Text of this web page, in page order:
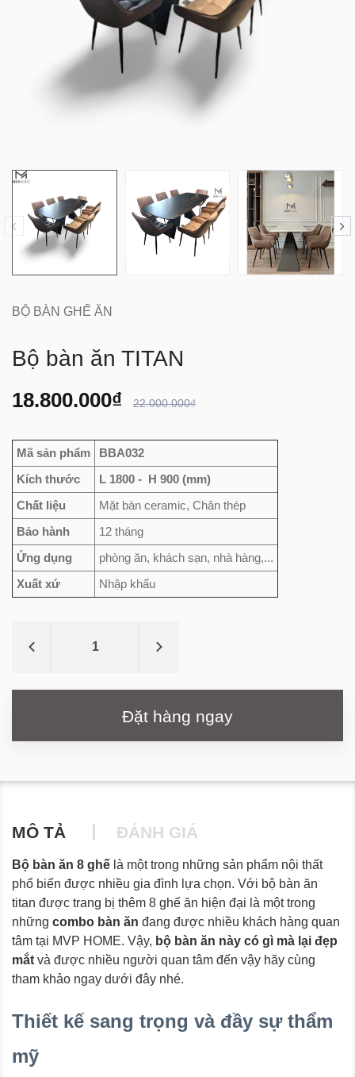
BỘ BÀN GHẾ ĂN
Bộ bàn ăn TITAN
18.800.000₫ 22.000.000₫
Mã sản phẩm
BBA032
Kích thước
L 1800 - H 900 (mm)
Chất liệu
Mặt bàn ceramic, Chân thép
Bảo hành
12 tháng
Ứng dụng
phòng ăn, khách sạn, nhà hàng,...
Xuất xứ
Nhập khẩu
Đặt hàng ngay
MÔ TẢ ĐÁNH GIÁ
Bộ bàn ăn 8 ghế là một trong những sản phẩm nội thất
phổ biến được nhiều gia đình lựa chọn. Với bộ bàn ăn
titan được trang bị thêm 8 ghế ăn hiện đại là một trong
những combo bàn ăn đang được nhiều khách hàng quan
tâm tại MVP HOME. Vậy, bộ bàn ăn này có gì mà lại đẹp
mắt và được nhiều người quan tâm đến vậy hãy cùng
tham khảo ngay dưới đây nhé.
Thiết kế sang trọng và đầy sự thẩm
mỹ